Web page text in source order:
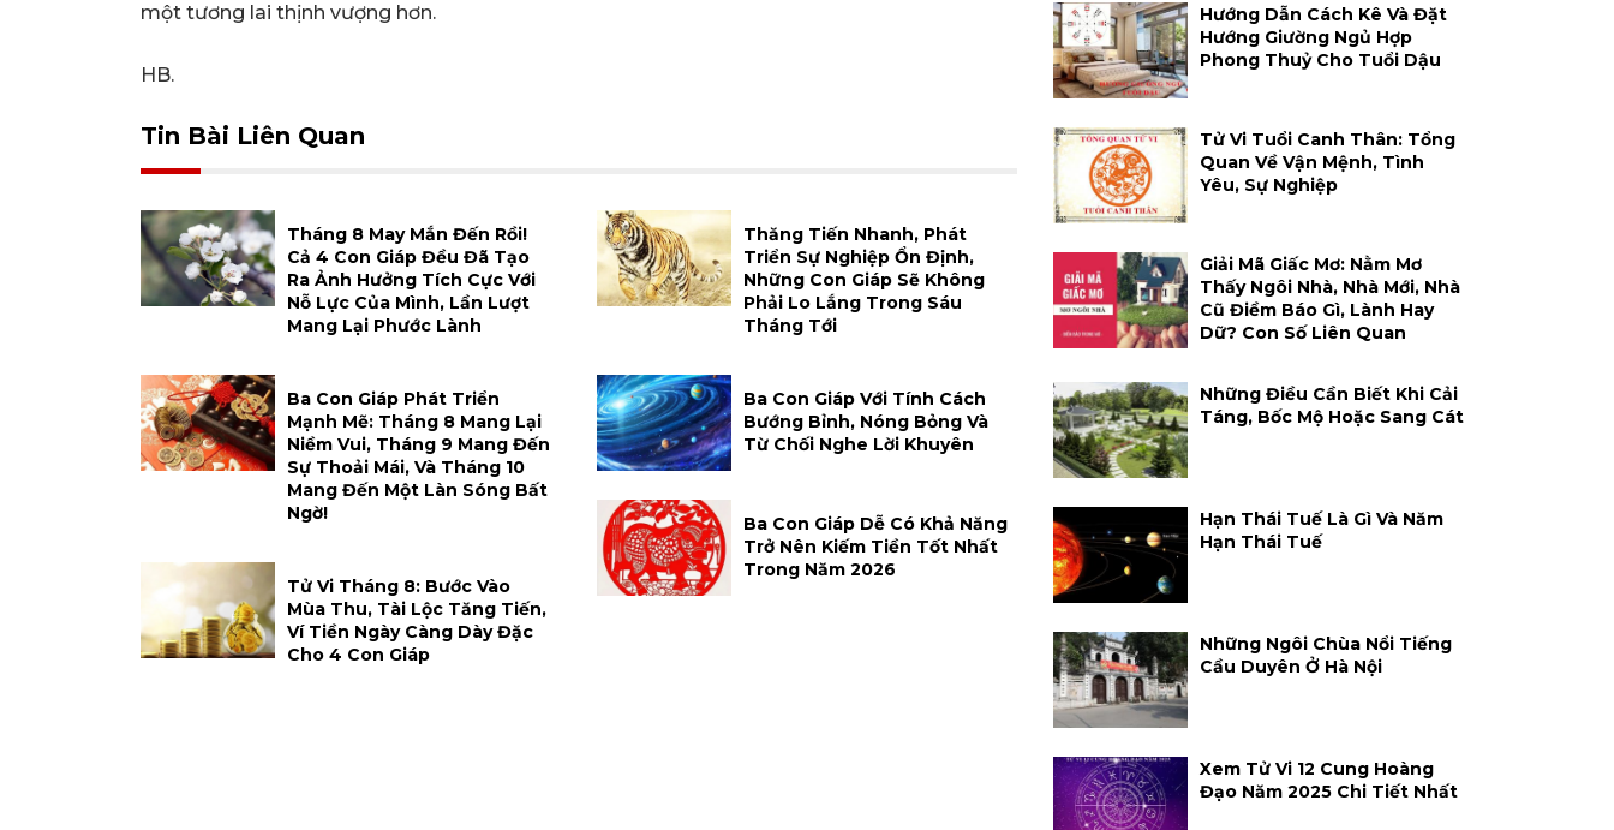
một tương lai thịnh vượng hơn.
HB.
Tin Bài Liên Quan
Tháng 8 May Mắn Đến Rồi!
Cả 4 Con Giáp Đều Đã Tạo
Ra Ảnh Hưởng Tích Cực Với
Nỗ Lực Của Mình, Lần Lượt
Mang Lại Phước Lành
Ba Con Giáp Phát Triển
Mạnh Mẽ: Tháng 8 Mang Lại
Niềm Vui, Tháng 9 Mang Đến
Sự Thoải Mái, Và Tháng 10
Mang Đến Một Làn Sóng Bất
Ngờ!
Tử Vi Tháng 8: Bước Vào
Mùa Thu, Tài Lộc Tăng Tiến,
Ví Tiền Ngày Càng Dày Đặc
Cho 4 Con Giáp
Thăng Tiến Nhanh, Phát
Triển Sự Nghiệp Ổn Định,
Những Con Giáp Sẽ Không
Phải Lo Lắng Trong Sáu
Tháng Tới
Ba Con Giáp Với Tính Cách
Bướng Bỉnh, Nóng Bỏng Và
Từ Chối Nghe Lời Khuyên
Ba Con Giáp Dễ Có Khả Năng
Trở Nên Kiếm Tiền Tốt Nhất
Trong Năm 2026
Hướng Dẫn Cách Kê Và Đặt
Hướng Giường Ngủ Hợp
Phong Thuỷ Cho Tuổi Dậu
Tử Vi Tuổi Canh Thân: Tổng
Quan Về Vận Mệnh, Tình
Yêu, Sự Nghiệp
Giải Mã Giấc Mơ: Nằm Mơ
Thấy Ngôi Nhà, Nhà Mới, Nhà
Cũ Điềm Báo Gì, Lành Hay
Dữ? Con Số Liên Quan
Những Điều Cần Biết Khi Cải
Táng, Bốc Mộ Hoặc Sang Cát
Hạn Thái Tuế Là Gì Và Năm
Hạn Thái Tuế
Những Ngôi Chùa Nổi Tiếng
Cầu Duyên Ở Hà Nội
Xem Tử Vi 12 Cung Hoàng
Đạo Năm 2025 Chi Tiết Nhất